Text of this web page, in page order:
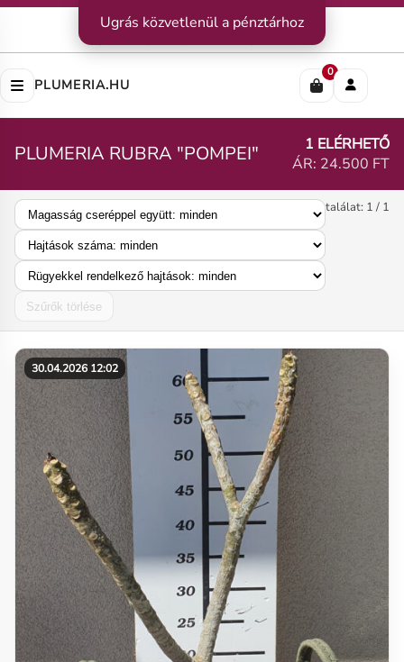
Kapcsolat|Szállítás|Fizetési módok
PLUMERIA.HU
0
PLUMERIA RUBRA "POMPEI"
1 ELÉRHETŐ
ÁR: 24.500 FT
Szűrők törlése
találat: 1 / 1
30.04.2026 12:02
Ugrás közvetlenül a pénztárhoz